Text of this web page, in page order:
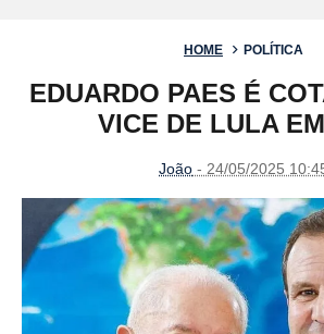
HOME POLÍTICA
EDUARDO PAES É
VICE DE LULA
João - 24/05/2025